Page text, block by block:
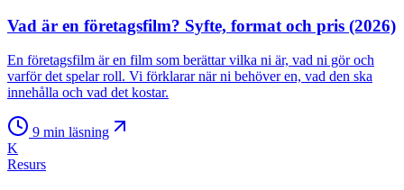
Vad är en företagsfilm? Syfte, format och pris (2026)
En företagsfilm är en film som berättar vilka ni är, vad ni gör och
varför det spelar roll. Vi förklarar när ni behöver en, vad den ska
innehålla och vad det kostar.
9 min läsning
K
Resurs